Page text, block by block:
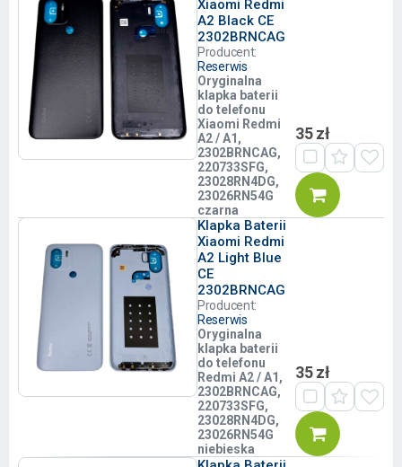
Xiaomi Redmi
A2 Black CE
2302BRNCAG
Producent:
Reserwis
Oryginalna
klapka baterii
do telefonu
Xiaomi Redmi
A2 / A1,
2302BRNCAG,
220733SFG,
23028RN4DG,
23026RN54G
czarna
35 zł
Klapka Baterii
Xiaomi Redmi
A2 Light Blue
CE
2302BRNCAG
Producent:
Reserwis
Oryginalna
klapka baterii
do telefonu
Redmi A2 / A1,
2302BRNCAG,
220733SFG,
23028RN4DG,
23026RN54G
niebieska
35 zł